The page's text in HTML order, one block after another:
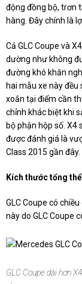
động đồng bộ, trơn
hàng. Đây chính là
Cả GLC Coupe và
dường như không
đường khó khăn
hai mẫu xe này
xoắn tại điểm cần
chỉnh khác biệt khi
bộ phận hộp số. X4
được đánh giá là
Class 2015 gần đây.
Kích thước tổng thể
GLC Coupe có
này do GLC Coupe
GLC Coupe dài hơn